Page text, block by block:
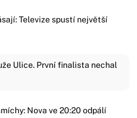
Televize spustí největší
Ulice. První finalista nechal
Nova ve 20:20 odpálí